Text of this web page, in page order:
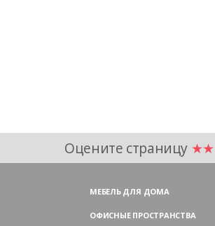
Оцените страницу
МЕБЕЛЬ ДЛЯ ДОМА
ОФИСНЫЕ ПРОСТРАНСТВА